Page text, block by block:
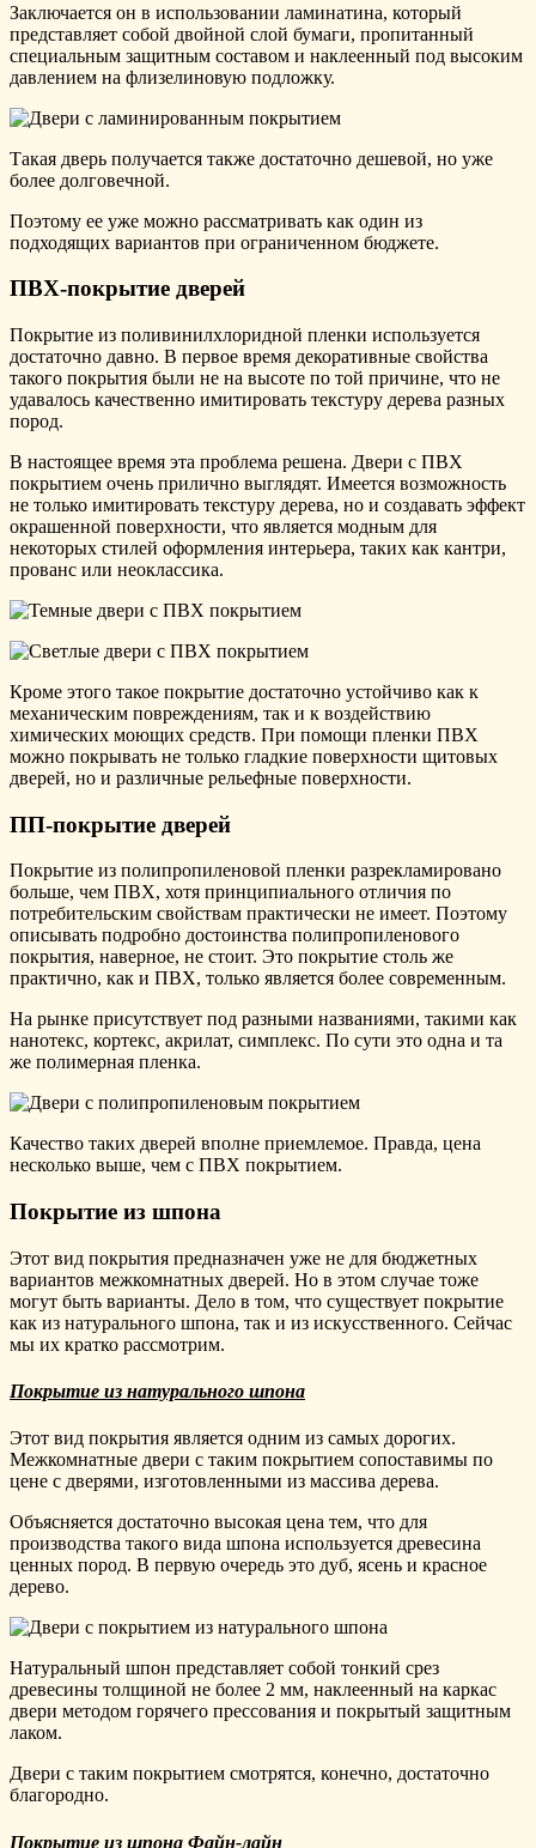
Заключается он в использовании ламинатина, который
представляет собой двойной слой бумаги, пропитанный
специальным защитным составом и наклеенный под высоким
давлением на флизелиновую подложку.
Такая дверь получается также достаточно дешевой, но уже
более долговечной.
Поэтому ее уже можно рассматривать как один из
подходящих вариантов при ограниченном бюджете.
ПВХ-покрытие дверей
Покрытие из поливинилхлоридной пленки используется
достаточно давно. В первое время декоративные свойства
такого покрытия были не на высоте по той причине, что не
удавалось качественно имитировать текстуру дерева разных
пород.
В настоящее время эта проблема решена. Двери с ПВХ
покрытием очень прилично выглядят. Имеется возможность
не только имитировать текстуру дерева, но и создавать эффект
окрашенной поверхности, что является модным для
некоторых стилей оформления интерьера, таких как кантри,
прованс или неоклассика.
Кроме этого такое покрытие достаточно устойчиво как к
механическим повреждениям, так и к воздействию
химических моющих средств. При помощи пленки ПВХ
можно покрывать не только гладкие поверхности щитовых
дверей, но и различные рельефные поверхности.
ПП-покрытие дверей
Покрытие из полипропиленовой пленки разрекламировано
больше, чем ПВХ, хотя принципиального отличия по
потребительским свойствам практически не имеет. Поэтому
описывать подробно достоинства полипропиленового
покрытия, наверное, не стоит. Это покрытие столь же
практично, как и ПВХ, только является более современным.
На рынке присутствует под разными названиями, такими как
нанотекс, кортекс, акрилат, симплекс. По сути это одна и та
же полимерная пленка.
Качество таких дверей вполне приемлемое. Правда, цена
несколько выше, чем с ПВХ покрытием.
Покрытие из шпона
Этот вид покрытия предназначен уже не для бюджетных
вариантов межкомнатных дверей. Но в этом случае тоже
могут быть варианты. Дело в том, что существует покрытие
как из натурального шпона, так и из искусственного. Сейчас
мы их кратко рассмотрим.
Покрытие из натурального шпона
Этот вид покрытия является одним из самых дорогих.
Межкомнатные двери с таким покрытием сопоставимы по
цене с дверями, изготовленными из массива дерева.
Объясняется достаточно высокая цена тем, что для
производства такого вида шпона используется древесина
ценных пород. В первую очередь это дуб, ясень и красное
дерево.
Натуральный шпон представляет собой тонкий срез
древесины толщиной не более 2 мм, наклеенный на каркас
двери методом горячего прессования и покрытый защитным
лаком.
Двери с таким покрытием смотрятся, конечно, достаточно
благородно.
Покрытие из шпона Файн-лайн